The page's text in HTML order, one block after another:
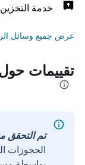
خدمة التخزين
عرض جميع وسائل
تقييمات
تم التحقق منه
الحجوزات